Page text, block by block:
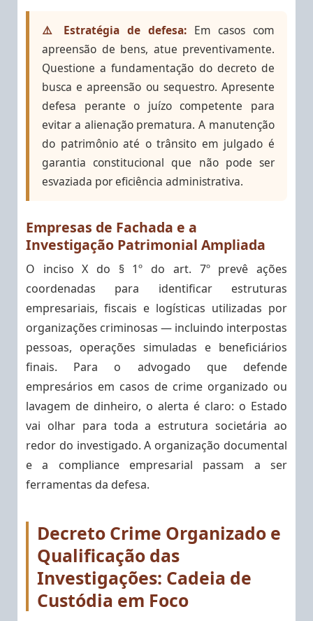
⚠️ Estratégia de defesa:Em casos com
apreensão de bens, atue preventivamente.
Questione a fundamentação do decreto de
busca e apreensão ou sequestro. Apresente
defesa perante o juízo competente para
evitar a alienação prematura. A manutenção
do patrimônio até o trânsito em julgado é
garantia constitucional que não pode ser
esvaziada por eficiência administrativa.
Empresas de Fachada e a
Investigação Patrimonial Ampliada
O inciso X do § 1º do art. 7º prevê ações
coordenadas para identificar estruturas
empresariais, fiscais e logísticas utilizadas por
organizações criminosas — incluindo interpostas
pessoas, operações simuladas e beneficiários
finais. Para o advogado que defende
empresários em casos de crime organizado ou
lavagem de dinheiro, o alerta é claro: o Estado
vai olhar para toda a estrutura societária ao
redor do investigado. A organização documental
e a compliance empresarial passam a ser
ferramentas da defesa.
Decreto Crime Organizado e
Qualificação das
Investigações: Cadeia de
Custódia em Foco